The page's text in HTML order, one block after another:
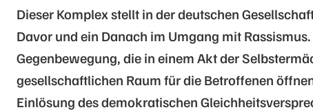
Dieser Komplex stellt in der deutschen
Davor und ein Danach im Umgang mit
Gegenbewegung, die in einem Akt der
gesellschaftlichen Raum für die Betroffenen
Einlösung des demokratischen